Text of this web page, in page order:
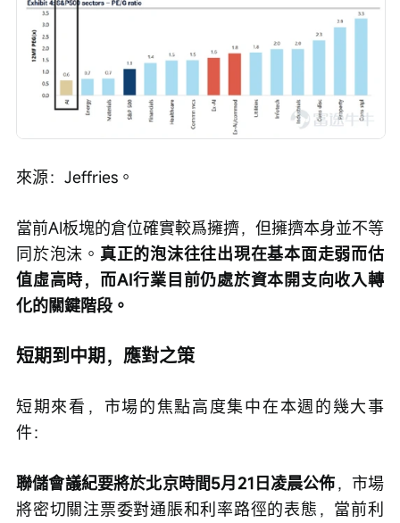
來源：Jeffries。
當前AI板塊的倉位確實較爲擁擠，但擁擠本身並不等
同於泡沫。 真正的泡沫往往出現在基本面走弱而估
值虛高時，而AI行業目前仍處於資本開支向收入轉
化的關鍵階段。
短期到中期，應對之策
短期來看，市場的焦點高度集中在本週的幾大事
件：
聯儲會議紀要將於北京時間5月21日凌晨公佈，市場
將密切關注票委對通脹和利率路徑的表態，當前利